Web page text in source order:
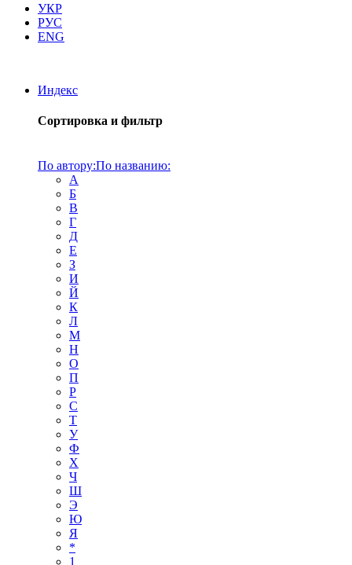
УКР
РУС
ENG
Индекс
Сортировка и фильтр
По автору:По названию:
А
Б
В
Г
Д
Е
З
И
Й
К
Л
М
Н
О
П
Р
С
Т
У
Ф
Х
Ч
Ш
Э
Ю
Я
*
1